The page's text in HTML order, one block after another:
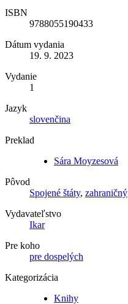
ISBN
9788055190433
Dátum vydania
19. 9. 2023
Vydanie
1
Jazyk
slovenčina
Preklad
Sára Moyzesová
Pôvod
Spojené štáty, zahraničný
Vydavateľstvo
Ikar
Pre koho
pre dospelých
Kategorizácia
Knihy